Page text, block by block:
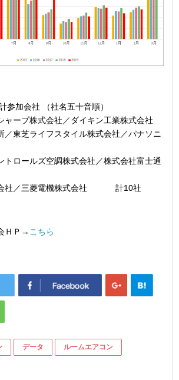
加会社 （社名五十音順）
ャープ株式会社／ダイキン工業株式会社
／東芝ライフスタイル株式会社／パナソニ
トロールズ空調株式会社／株式会社富士通
会社／三菱電機株式会社 計10社
ＨＰ→ こちら
データ ルームエアコン